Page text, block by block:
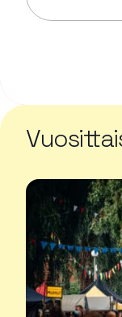
Lue lisää